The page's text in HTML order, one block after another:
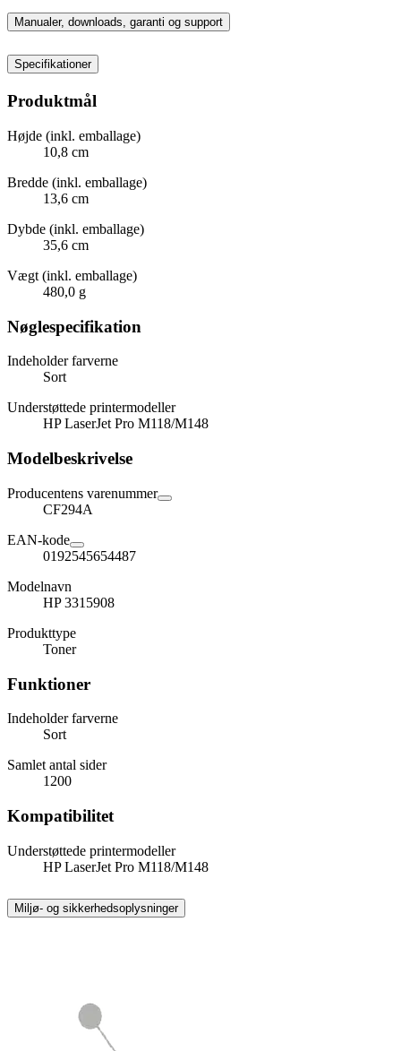
Manualer, downloads, garanti og support
Specifikationer
Produktmål
Højde (inkl. emballage)
10,8 cm
Bredde (inkl. emballage)
13,6 cm
Dybde (inkl. emballage)
35,6 cm
Vægt (inkl. emballage)
480,0 g
Nøglespecifikation
Indeholder farverne
Sort
Understøttede printermodeller
HP LaserJet Pro M118/M148
Modelbeskrivelse
Producentens varenummer
CF294A
EAN-kode
0192545654487
Modelnavn
HP 3315908
Produkttype
Toner
Funktioner
Indeholder farverne
Sort
Samlet antal sider
1200
Kompatibilitet
Understøttede printermodeller
HP LaserJet Pro M118/M148
Miljø- og sikkerhedsoplysninger